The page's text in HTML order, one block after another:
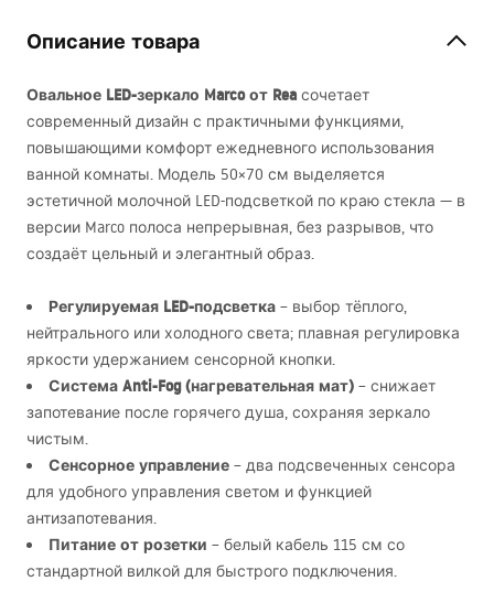
Описание товара
Овальное LED-зеркало Marco от Rea сочетает
современный дизайн с практичными функциями,
повышающими комфорт ежедневного использования
ванной комнаты. Модель 50×70 см выделяется
эстетичной молочной LED-подсветкой по краю стекла — в
версии Marco полоса непрерывная, без разрывов, что
создаёт цельный и элегантный образ.
Регулируемая LED-подсветка – выбор тёплого,
нейтрального или холодного света; плавная регулировка
яркости удержанием сенсорной кнопки.
Система Anti-Fog (нагревательная мат) – снижает
запотевание после горячего душа, сохраняя зеркало
чистым.
Сенсорное управление – два подсвеченных сенсора
для удобного управления светом и функцией
антизапотевания.
Питание от розетки – белый кабель 115 см со
стандартной вилкой для быстрого подключения.